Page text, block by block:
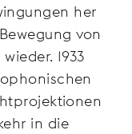
her
von
1933
in die